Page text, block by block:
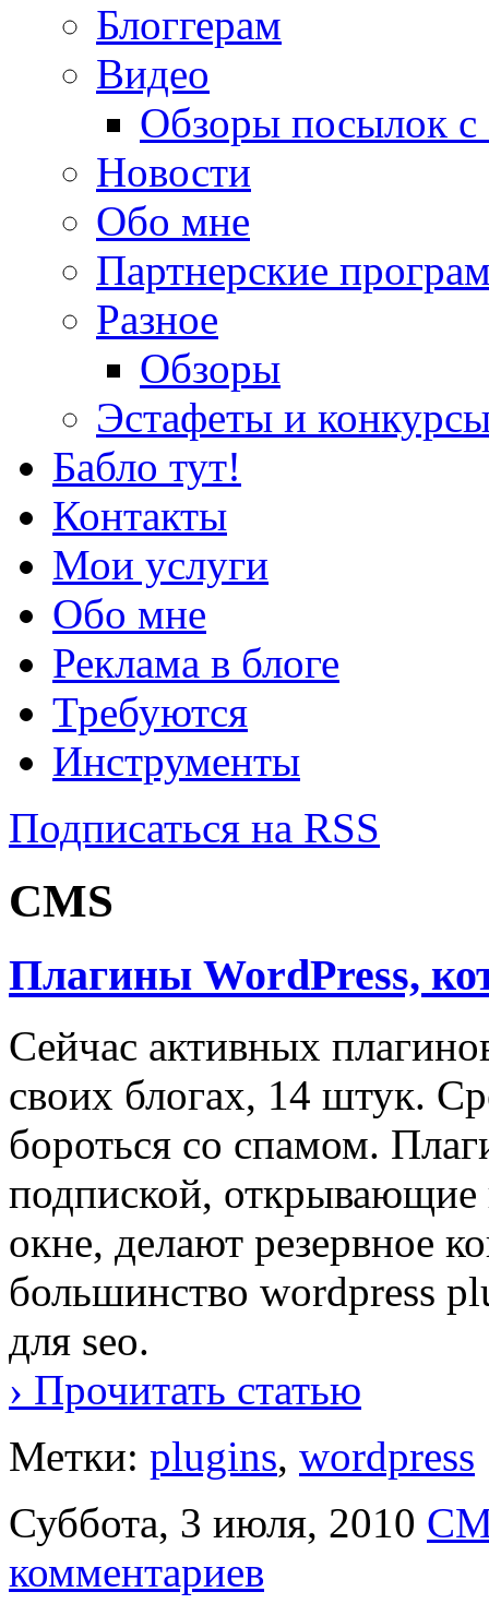
Блоггерам
Видео
Обзоры посылок с
Новости
Обо мне
Партнерские
Разное
Обзоры
Эстафеты и
Бабло тут!
Контакты
Мои услуги
Обо мне
Реклама в блоге
Требуются
Инструменты
Подписаться на RSS
CMS
Плагины WordPress,
Сейчас активных
своих блогах, 14 штук.
бороться со спамом.
подпиской, открывающие
окне, делают резервное
большинство wordpress
для seo.
› Прочитать статью
Метки: plugins, wordpress
Суббота, 3 июля, 2010
комментариев